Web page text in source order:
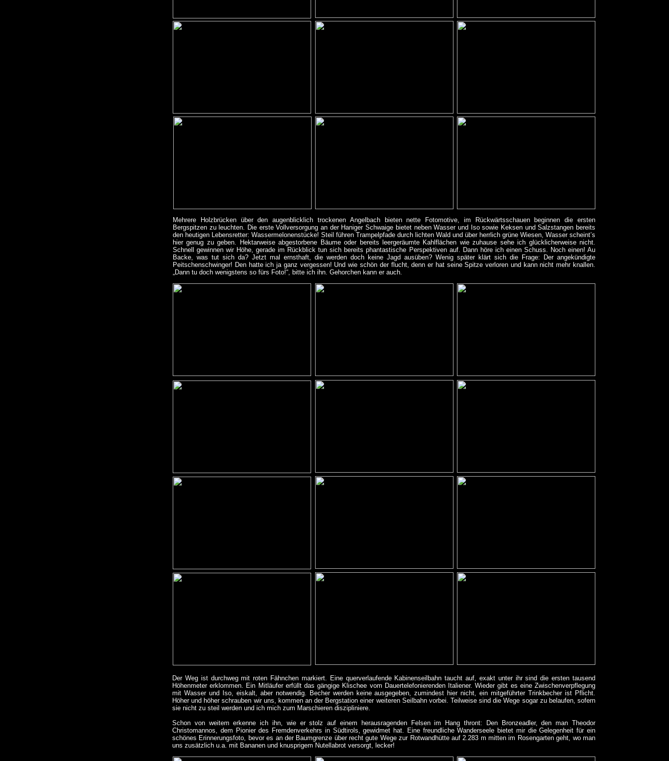
Mehrere Holzbrücken über den augenblicklich trockenen Angelbach bieten nette Fotomotive, im Rückwärtsschauen beginnen die ersten
Bergspitzen zu leuchten. Die erste Vollversorgung an der Haniger Schwaige bietet neben Wasser und Iso sowie Keksen und Salzstangen bereits
den heutigen Lebensretter: Wassermelonenstücke! Steil führen Trampelpfade durch lichten Wald und über herrlich grüne Wiesen, Wasser scheint’s
hier genug zu geben. Hektarweise abgestorbene Bäume oder bereits leergeräumte Kahlflächen wie zuhause sehe ich glücklicherweise nicht.
Schnell gewinnen wir Höhe, gerade im Rückblick tun sich bereits phantastische Perspektiven auf. Dann höre ich einen Schuss. Noch einen! Au
Backe, was tut sich da? Jetzt mal ernsthaft, die werden doch keine Jagd ausüben? Wenig später klärt sich die Frage: Der angekündigte
Peitschenschwinger! Den hatte ich ja ganz vergessen! Und wie schön der flucht, denn er hat seine Spitze verloren und kann nicht mehr knallen.
„Dann tu doch wenigstens so fürs Foto!“, bitte ich ihn. Gehorchen kann er auch.
Der Weg ist durchweg mit roten Fähnchen markiert. Eine querverlaufende Kabinenseilbahn taucht auf, exakt unter ihr sind die ersten tausend
Höhenmeter erklommen. Ein Mitläufer erfüllt das gängige Klischee vom Dauertelefonierenden Italiener. Wieder gibt es eine Zwischenverpflegung
mit Wasser und Iso, eiskalt, aber notwendig. Becher werden keine ausgegeben, zumindest hier nicht, ein mitgeführter Trinkbecher ist Pflicht.
Höher und höher schrauben wir uns, kommen an der Bergstation einer weiteren Seilbahn vorbei. Teilweise sind die Wege sogar zu belaufen, sofern
sie nicht zu steil werden und ich mich zum Marschieren diszipliniere.
Schon von weitem erkenne ich ihn, wie er stolz auf einem herausragenden Felsen im Hang thront: Den Bronzeadler, den man Theodor
Christomannos, dem Pionier des Fremdenverkehrs in Südtirols, gewidmet hat. Eine freundliche Wanderseele bietet mir die Gelegenheit für ein
schönes Erinnerungsfoto, bevor es an der Baumgrenze über recht gute Wege zur Rotwandhütte auf 2.283 m mitten im Rosengarten geht, wo man
uns zusätzlich u.a. mit Bananen und knusprigem Nutellabrot versorgt, lecker!